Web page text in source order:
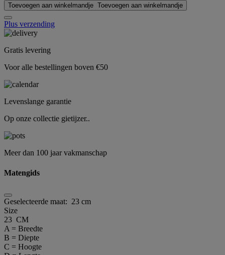
Toevoegen aan winkelmandje Toevoegen aan winkelmandje
Plus verzending
Gratis levering
Voor alle bestellingen boven €50
Levenslange garantie
Op onze collectie gietijzer..
Meer dan 100 jaar vakmanschap
Matengids
Geselecteerde maat: 23 cm
Size
23 CM
A = Breedte
B = Diepte
C = Hoogte